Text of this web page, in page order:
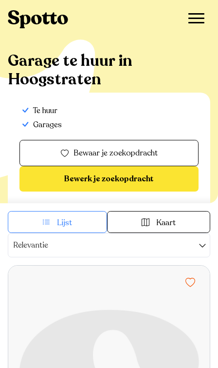
Hoogstraten
Garage te huur in
Hoogstraten
Te huur
Garages
Bewaar je zoekopdracht
Bewerk je zoekopdracht
Lijst Kaart
Relevantie